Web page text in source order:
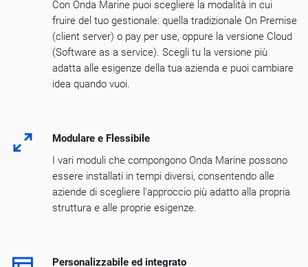
Con Onda Marine puoi scegliere la modalità in cui
fruire del tuo gestionale: quella tradizionale On Premise
(client server) o pay per use, oppure la versione Cloud
(Software as a service). Scegli tu la versione più
adatta alle esigenze della tua azienda e puoi cambiare
idea quando vuoi.
Modulare e Flessibile
I vari moduli che compongono Onda Marine possono
essere installati in tempi diversi, consentendo alle
aziende di scegliere l'approccio più adatto alla propria
struttura e alle proprie esigenze.
Personalizzabile ed integrato